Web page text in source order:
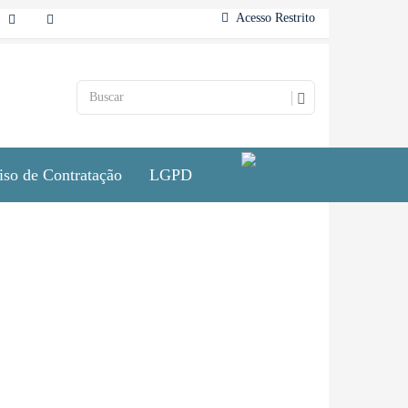
Acesso Restrito
de Contratação LGPD